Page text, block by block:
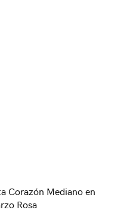
Corazón Mediano en
Rosa